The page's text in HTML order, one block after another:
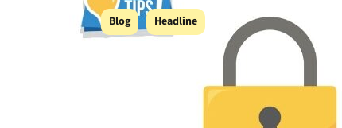
Blog Headline